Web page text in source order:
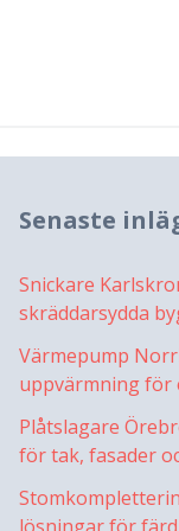
Senaste
Snickare
skräddarsydda
Värmepump
uppvärmning för
Plåtslagare
för tak, fasader